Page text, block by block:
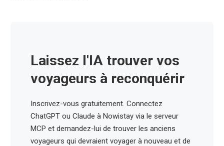
Laissez l'IA trouver vos
voyageurs à reconquérir
Inscrivez-vous gratuitement. Connectez
ChatGPT ou Claude à Nowistay via le serveur
MCP et demandez-lui de trouver les anciens
voyageurs qui devraient voyager à nouveau et de